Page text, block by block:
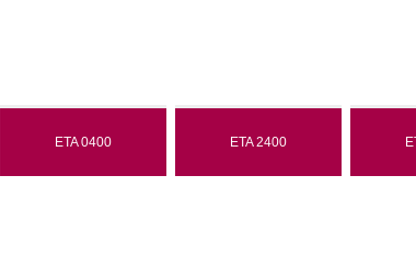
ETA 0400 ETA 2400